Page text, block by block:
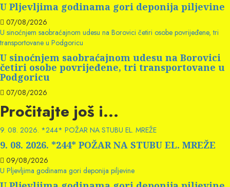
U Pljevljima godinama gori deponija piljevine
07/08/2026
U sinoćnjem saobraćajnom udesu na Borovici četiri osobe povrijeđene, tri
transportovane u Podgoricu
U sinoćnjem saobraćajnom udesu na Borovici
četiri osobe povrijeđene, tri transportovane u
Podgoricu
07/08/2026
Pročitajte još i...
9. 08. 2026. *244* POŽAR NA STUBU EL. MREŽE
9. 08. 2026. *244* POŽAR NA STUBU EL. MREŽE
09/08/2026
U Pljevljima godinama gori deponija piljevine